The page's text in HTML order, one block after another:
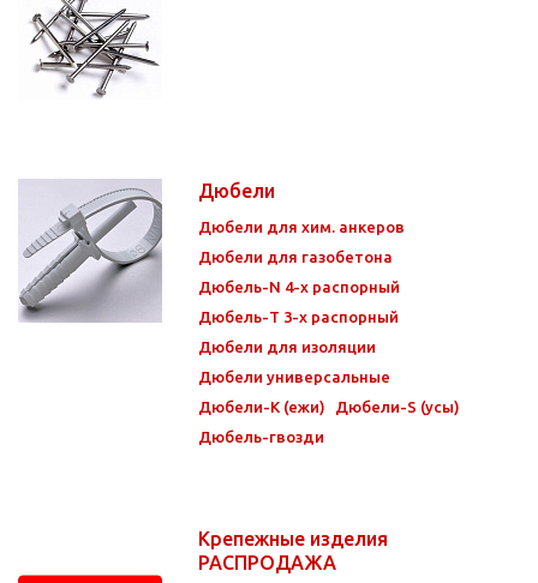
Дюбели
Дюбели для хим. анкеров
Дюбели для газобетона
Дюбель-N 4-х распорный
Дюбель-Т 3-х распорный
Дюбели для изоляции
Дюбели универсальные
Дюбели-K (ежи)
Дюбели-S (усы)
Дюбель-гвозди
Крепежные изделия
РАСПРОДАЖА